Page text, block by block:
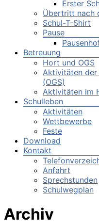
Erster
Übertritt nach
Schul-T-Shirt
Pause
Betreuung
Hort und OGS
Aktivitäten der
(OGS)
Aktivitäten im
Schulleben
Aktivitäten
Wettbewerbe
Feste
Download
Kontakt
Anfahrt
Sprechstunden
Schulwegplan
Archiv